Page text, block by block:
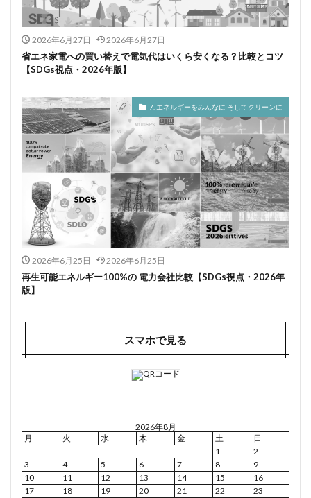
2026年6月27日 2026年6月27日
省エネ家電への買い替えで電気代はいくら安くなる？比較とコツ
【SDGs視点・2026年版】
7. エネルギーをみんなに そしてクリーンに
2026年6月25日 2026年6月25日
再生可能エネルギー100%の 電力会社比較【SDGs視点・2026年
版】
スマホで見る
2026年8月
月
火 水 木 金 土
日
1
2
3
4 5 6 7 8
9
10
11 12 13 14 15
16
17
18 19 20 21 22
23